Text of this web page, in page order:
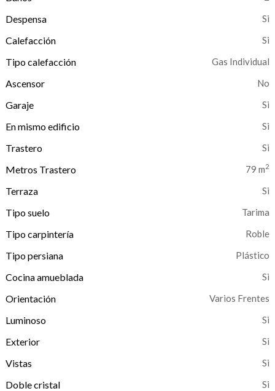
Despensa
Calefacción
Tipo calefacción
Gas Individual
Ascensor No
Garaje
En mismo edificio
Trastero
Metros Trastero
79 m2
Terraza
Tipo suelo
Tarima
Tipo carpintería Roble
Tipo persiana Plástico
Cocina amueblada
Orientación
Varios Frentes
Luminoso
Exterior
Vistas
Doble cristal